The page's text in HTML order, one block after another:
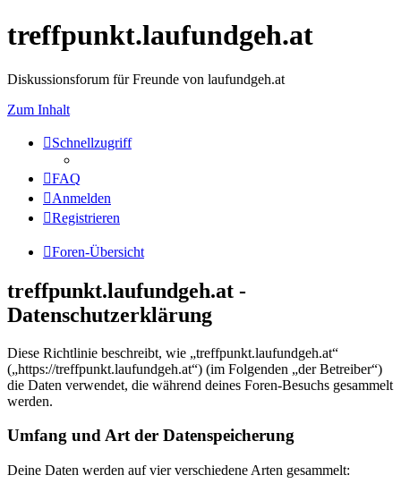
treffpunkt.laufundgeh.at
Diskussionsforum für Freunde von laufundgeh.at
Zum Inhalt
Schnellzugriff
FAQ
Anmelden
Registrieren
Foren-Übersicht
treffpunkt.laufundgeh.at -
Datenschutzerklärung
Diese Richtlinie beschreibt, wie „treffpunkt.laufundgeh.at“
(„https://treffpunkt.laufundgeh.at“) (im Folgenden „der Betreiber“)
die Daten verwendet, die während deines Foren-Besuchs gesammelt
werden.
Umfang und Art der Datenspeicherung
Deine Daten werden auf vier verschiedene Arten gesammelt: